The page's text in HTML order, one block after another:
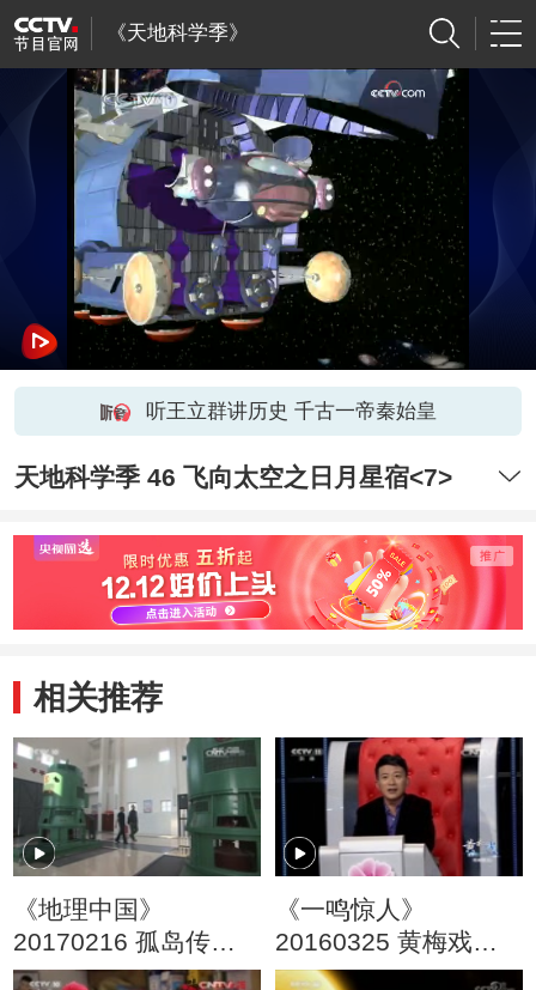
《天地科学季》
听王立群讲历史 千古一帝秦始皇
天地科学季 46 飞向太空之日月星宿<7>
相关推荐
《地理中国》
20170216 孤岛传奇
（下）
《一鸣惊人》
20160325 黄梅戏名
家名票组团战 精编版